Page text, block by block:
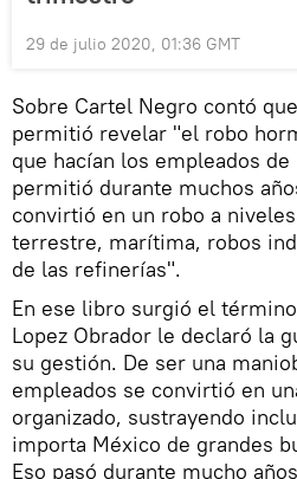
29 de julio 2020, 01:36 GMT
Sobre Cartel Negro contó
permitió revelar "el robo
que hacían los empleados de
permitió durante muchos
convirtió en un robo a
terrestre, marítima, robos
de las refinerías".
En ese libro surgió el término
Lopez Obrador le declaró la
su gestión. De ser una
empleados se convirtió en
organizado, sustrayendo
importa México de grandes
Eso pasó durante mucho